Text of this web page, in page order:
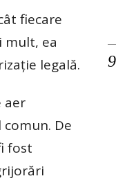
fiecare
mult, ea
legală.
aer
De
fost